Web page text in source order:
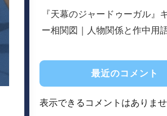
『天幕のジャードゥーガル』
ー相関図｜人物関係と作中用
最近のコメント
表示できるコメントはありませ